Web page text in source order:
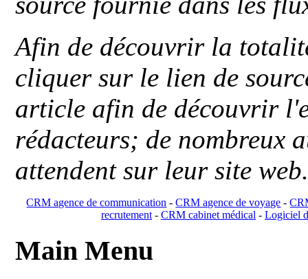
Afin de découvrir la
cliquer sur le lien de
article afin de découvrir
rédacteurs; de nombreux
attendent sur leur site
CRM agence de communication -CRM agence de voyage -
recrutement- CRM cabinet médical- Logiciel
Main Menu